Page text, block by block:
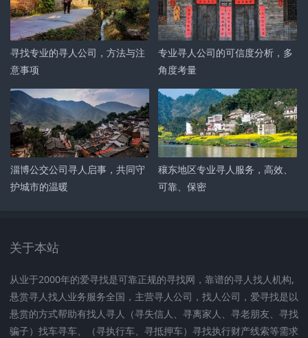
寻找专业的寻人公司，方法与注
意事项
专业寻人公司的可信度分析，多
角度考量
淄博公交公司寻人启事，共同守
护城市的温暖
穰东地区专业寻人服务，高效、
可靠、保密
关于本站
从业于2000年的爱寻找是可靠正规的寻找网，靠谱的寻人找人机构,
悬赏寻人找人业务服务全国，主营寻人公司，找人公司，爱寻找是以
悬赏的方式帮助有找人寻人（寻失信人、寻离家人、寻老朋友、寻找
骗子）找车寻车、（寻执行车、寻抵押车）寻找执行财产线索等需求